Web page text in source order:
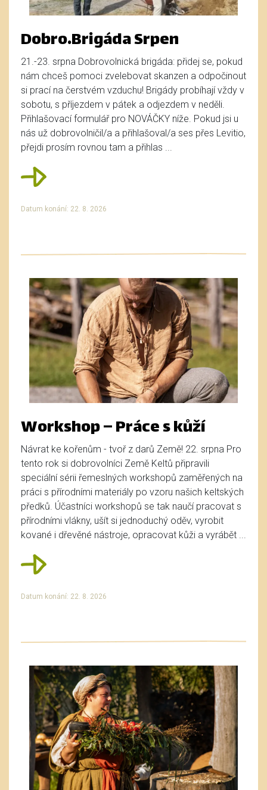
Dobro.Brigáda Srpen
21.-23. srpna Dobrovolnická brigáda: přidej se, pokud
nám chceš pomoci zvelebovat skanzen a odpočinout
si prací na čerstvém vzduchu! Brigády probíhají vždy v
sobotu, s příjezdem v pátek a odjezdem v neděli.
Přihlašovací formulář pro NOVÁČKY níže. Pokud jsi u
nás už dobrovolničil/a a přihlašoval/a ses přes Levitio,
přejdi prosím rovnou tam a přihlas ...
Datum konání: 22. 8. 2026
Workshop – Práce s kůží
Návrat ke kořenům - tvoř z darů Země! 22. srpna Pro
tento rok si dobrovolníci Země Keltů připravili
speciální sérii řemeslných workshopů zaměřených na
práci s přírodními materiály po vzoru našich keltských
předků. Účastníci workshopů se tak naučí pracovat s
přírodními vlákny, ušít si jednoduchý oděv, vyrobit
kované i dřevěné nástroje, opracovat kůži a vyrábět ...
Datum konání: 22. 8. 2026